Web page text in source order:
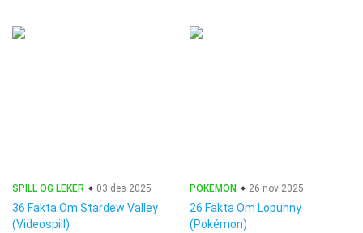
SPILL OG LEKER 03 des 2025
36 Fakta Om Stardew Valley
(Videospill)
POKEMON 26 nov 2025
26 Fakta Om Lopunny
(Pokémon)